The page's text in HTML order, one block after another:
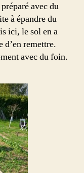
avec du
à épandre du
ici, le sol en a
d’en remettre.
avec du foin.